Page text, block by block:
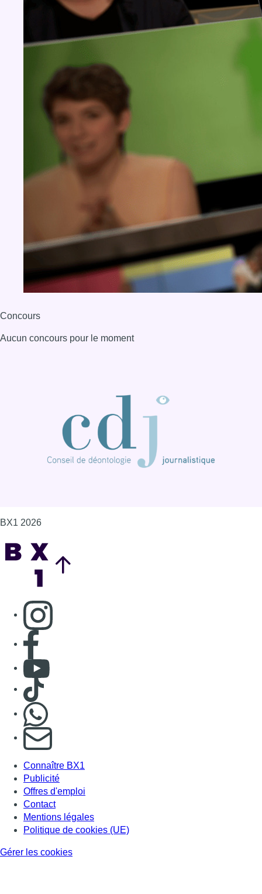
Concours
Aucun concours pour le moment
BX1 2026
Consulter page Instagram
Consulter page Facebook
Consulter Youtube
Consulter TikTok
S'abonner à notre newsletter
Connaître BX1
Publicité
Offres d'emploi
Contact
Mentions légales
Politique de cookies (UE)
Gérer les cookies